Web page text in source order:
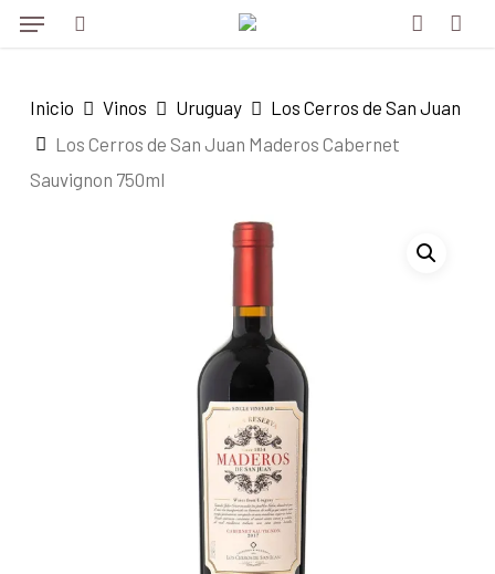
Skip
content
Menu
Inicio Vinos Uruguay
Los Cerros de San Juan
Los Cerros de San Juan Maderos Cabernet
Sauvignon 750ml